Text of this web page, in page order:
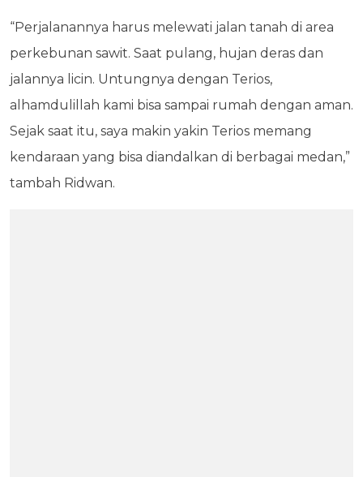
“Perjalanannya harus melewati jalan tanah di area
perkebunan sawit. Saat pulang, hujan deras dan
jalannya licin. Untungnya dengan Terios,
alhamdulillah kami bisa sampai rumah dengan aman.
Sejak saat itu, saya makin yakin Terios memang
kendaraan yang bisa diandalkan di berbagai medan,”
tambah Ridwan.